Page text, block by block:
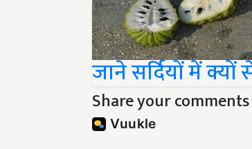
जाने सर्दियों में
Share your comments